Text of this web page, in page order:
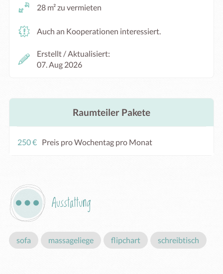
28 m² zu vermieten
Auch an Kooperationen interessiert.
Erstellt / Aktualisiert:
07. Aug 2026
Raumteiler Pakete
250 € Preis pro Wochentag pro Monat
Ausstattung
sofa massageliege flipchart schreibtisch